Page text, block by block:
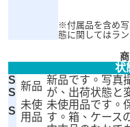
※付属品を含め
態に関してはラ
状
S
S
新品
新品です。写真
が、出荷状態と
S
未使
用品
未使用品です。
す。箱、ケース